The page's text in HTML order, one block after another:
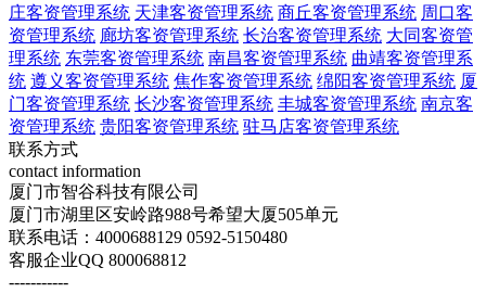
庄客资管理系统 天津客资管理系统 商丘客资管理系统 周口客
资管理系统 廊坊客资管理系统 长治客资管理系统 大同客资管
理系统 东莞客资管理系统 南昌客资管理系统 曲靖客资管理系
统 遵义客资管理系统 焦作客资管理系统 绵阳客资管理系统 厦
门客资管理系统 长沙客资管理系统 丰城客资管理系统 南京客
资管理系统 贵阳客资管理系统 驻马店客资管理系统
联系方式
contact information
厦门市智谷科技有限公司
厦门市湖里区安岭路988号希望大厦505单元
联系电话：4000688129 0592-5150480
客服企业QQ 800068812
-----------